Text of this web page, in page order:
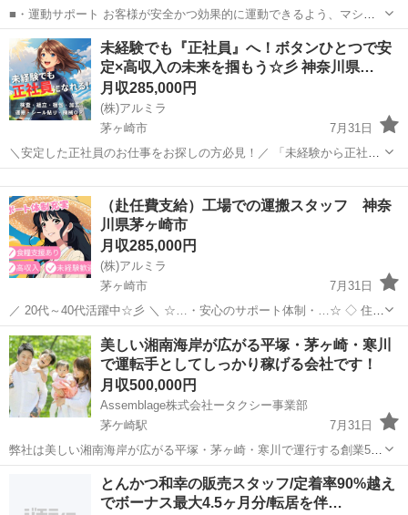
■・運動サポート お客様が安全かつ効果的に運動できるよう、マシン
の使い方をアドバイスします。運動が初めての方や苦手な方がほとん
どなので、難しい指導はありません。「今日はこの動きを意識しまし
ょう！」といったお声がけをしながら、...
神奈川 茅ヶ崎市 その他
未経験でも『正社員』へ！ボタンひとつで安
定×高収入の未来を掴もう☆彡 神奈川県…
月収285,000円
(株)アルミラ
茅ヶ崎市
7月31日
＼安定した正社員のお仕事をお探しの方必見！／ 「未経験から正社員
になれる？」 「すぐに働ける仕事が知りたい！」 「長期安定の職場で
働きたい！」 ⇒ そんなアナタにピッタリの正社員求人をご紹介！ ...
（赴任費支給）工場での運搬スタッフ 神奈
川県茅ヶ崎市
月収285,000円
(株)アルミラ
茅ヶ崎市
7月31日
／ 20代～40代活躍中☆彡 ＼ ☆…・安心のサポート体制・…☆ ◇ 住ま
いの心配ゼロ！ ◇ • 個室1R完全無料！ • 即日入寮OK！など ◇ 所持金
ゼロでもスタートできる！ ...
神奈川 茅ヶ崎市 物流 未経験
美しい湘南海岸が広がる平塚・茅ヶ崎・寒川
で運転手としてしっかり稼げる会社です！
月収500,000円
Assemblage株式会社ータクシー事業部
茅ケ崎駅
7月31日
弊社は美しい湘南海岸が広がる平塚・茅ヶ崎・寒川で運行する創業50
年以上のタクシー会社です。 地域を支える担い手として、乗務員を積
極的に採用し、安全意識の高い人材育成に取り組んでいます。 「暮ら
しの移動手段として自動車...
茅ヶ崎市 茅ケ崎駅 ドライバー 未経験
とんかつ和幸の販売スタッフ/定着率90%越え
でボーナス最大4.5ヶ月分/転居を伴…